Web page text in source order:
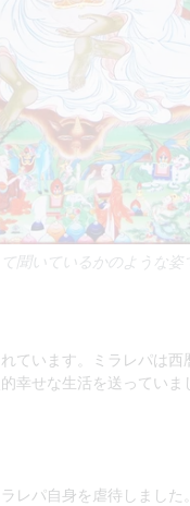
聞いているかのような姿
ています。ミラレパは
幸せな生活を送ってい
レパ自身を虐待しまし